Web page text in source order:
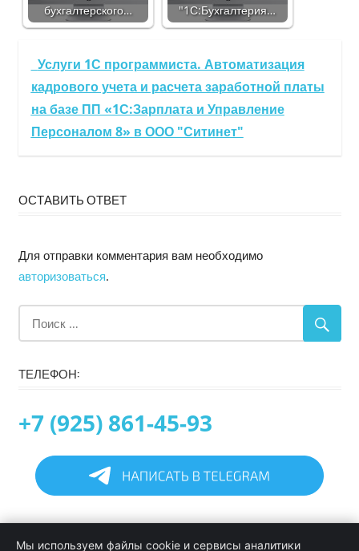
бухгалтерского…
"1С:Бухгалтерия…
Услуги 1С программиста. Автоматизация
кадрового учета и расчета заработной платы
на базе ПП «1С:Зарплата и Управление
Персоналом 8» в ООО "Ситинет"
ОСТАВИТЬ ОТВЕТ
Для отправки комментария вам необходимо
авторизоваться.
ТЕЛЕФОН:
+7 (925) 861-45-93
Мы используем файлы cookie и сервисы аналитики